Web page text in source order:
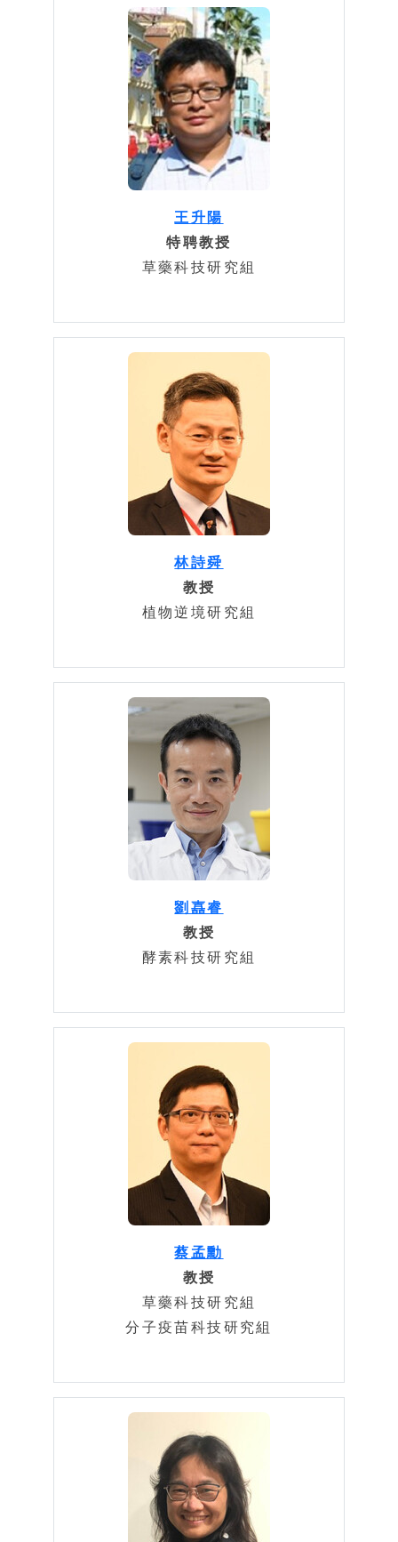
王升陽
特聘教授
草藥科技研究組
林詩舜
教授
植物逆境研究組
劉嚞睿
教授
酵素科技研究組
蔡孟勳
教授
草藥科技研究組
分子疫苗科技研究組